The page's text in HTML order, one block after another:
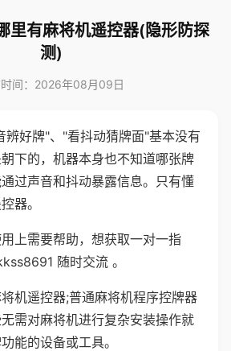
里有麻将机遥控器(隐形防探
测)
间：2026年08月09日
辨好牌"、"看抖动猜牌面"基本没有
下的，机器本身也不知道哪张牌
过声音和抖动暴露信息。只有懂
器。
上需要帮助，想获取一对一指
随时交流 。
机遥控器;普通麻将机程序控牌器
需对麻将机进行复杂安装操作就
能的设备或工具。